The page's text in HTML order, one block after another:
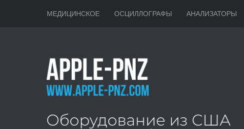
МЕДИЦИНСКОЕ ОСЦИЛЛОГРАФЫ АНАЛИЗАТОРЫ